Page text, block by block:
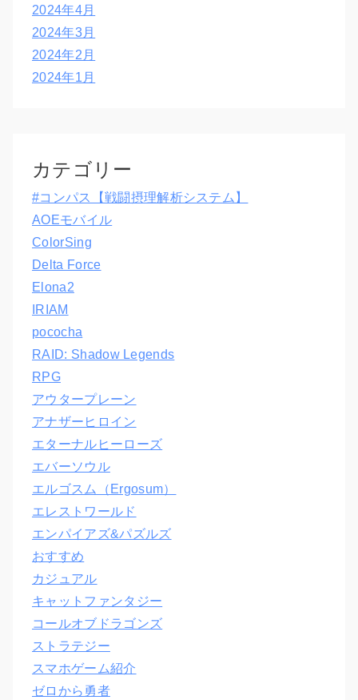
2024年4月
2024年3月
2024年2月
2024年1月
カテゴリー
#コンパス【戦闘摂理解析システム】
AOEモバイル
ColorSing
Delta Force
Elona2
IRIAM
pococha
RAID: Shadow Legends
RPG
アウタープレーン
アナザーヒロイン
エターナルヒーローズ
エバーソウル
エルゴスム（Ergosum）
エレストワールド
エンパイアズ&パズルズ
おすすめ
カジュアル
キャットファンタジー
コールオブドラゴンズ
ストラテジー
スマホゲーム紹介
ゼロから勇者